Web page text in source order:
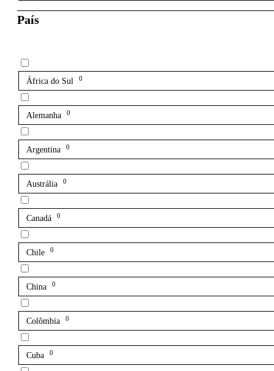
País
África do Sul 0
Alemanha 0
Argentina 0
Austrália 0
Canadá 0
Chile 0
China 0
Colômbia 0
Cuba 0